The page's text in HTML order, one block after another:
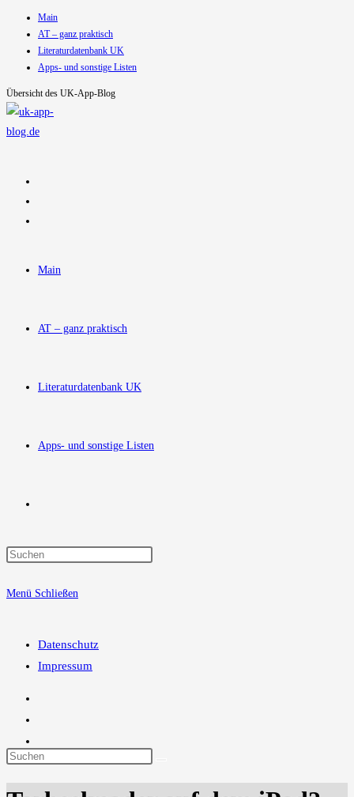
Inhalt
springen
Main
AT – ganz praktisch
Literaturdatenbank UK
Apps- und sonstige Listen
Übersicht des UK-App-Blog
Main
AT – ganz praktisch
Literaturdatenbank UK
Apps- und sonstige Listen
Suche
Menü Schließen
Datenschutz
Impressum
Diese